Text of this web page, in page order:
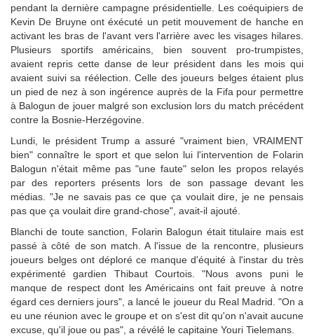
pendant la dernière campagne présidentielle. Les coéquipiers de
Kevin De Bruyne ont éxécuté un petit mouvement de hanche en
activant les bras de l'avant vers l'arrière avec les visages hilares.
Plusieurs sportifs américains, bien souvent pro-trumpistes,
avaient repris cette danse de leur président dans les mois qui
avaient suivi sa réélection. Celle des joueurs belges étaient plus
un pied de nez à son ingérence auprès de la Fifa pour permettre
à Balogun de jouer malgré son exclusion lors du match précédent
contre la Bosnie-Herzégovine.
Lundi, le président Trump a assuré "vraiment bien, VRAIMENT
bien" connaître le sport et que selon lui l'intervention de Folarin
Balogun n'était même pas "une faute" selon les propos relayés
par des reporters présents lors de son passage devant les
médias. "Je ne savais pas ce que ça voulait dire, je ne pensais
pas que ça voulait dire grand-chose", avait-il ajouté.
Blanchi de toute sanction, Folarin Balogun était titulaire mais est
passé à côté de son match. A l'issue de la rencontre, plusieurs
joueurs belges ont déploré ce manque d'équité à l'instar du très
expérimenté gardien Thibaut Courtois. "Nous avons puni le
manque de respect dont les Américains ont fait preuve à notre
égard ces derniers jours", a lancé le joueur du Real Madrid. "On a
eu une réunion avec le groupe et on s'est dit qu'on n'avait aucune
excuse, qu'il joue ou pas", a révélé le capitaine Youri Tielemans.